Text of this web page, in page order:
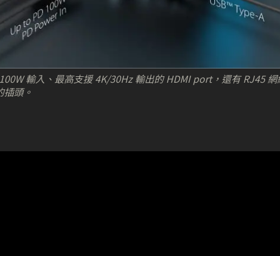
輸入、最高支援 4K/30Hz 輸出的 HDMI port，還有 RJ45
頭。